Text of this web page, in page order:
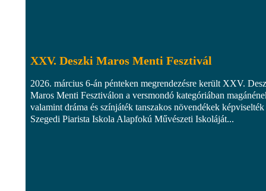
XXV. Deszki Maros Menti Fesztivál
2026. március 6-án pénteken megrendezésre került XXV.
Maros Menti Fesztiválon a versmondó kategóriában
valamint dráma és színjáték tanszakos növendékek képviselték
Szegedi Piarista Iskola Alapfokú Művészeti Iskoláját...